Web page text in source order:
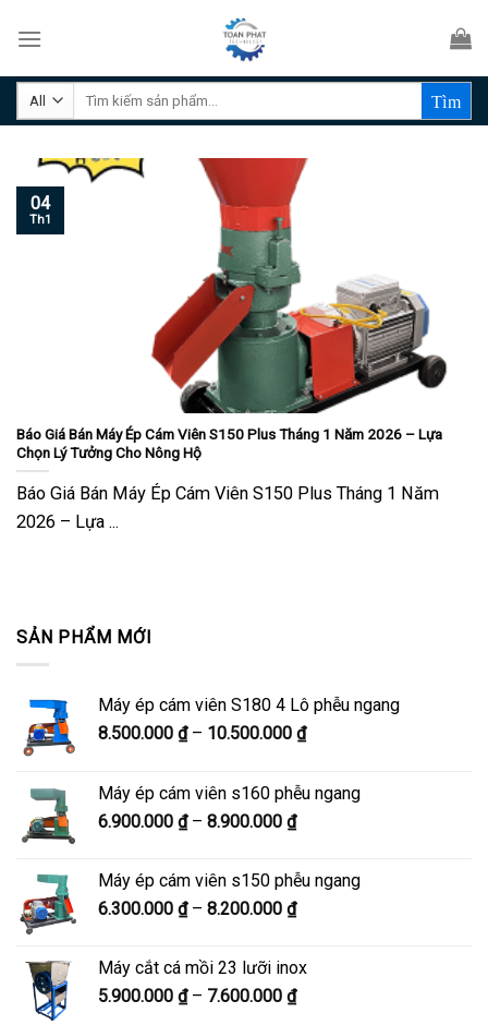
Tìm
SẢN PHẨM MỚI
Máy ép cám viên S180 4 Lô phễu ngang
8.500.000 ₫ – 10.500.000 ₫Khoảng
8.500.000 ₫
Máy ép cám viên s160 phễu ngang
6.900.000 ₫ – 8.900.000 ₫Khoảng
từ
6.900.000 ₫
đến
Máy ép cám viên s150 phễu ngang
6.300.000 ₫ – 8.200.000 ₫Khoảng
6.300.000 ₫
đến
Máy cắt cá mồi 23 lưỡi inox
5.900.000 ₫ – 7.600.000 ₫Khoảng
Báo Giá Bán Máy Ép Cám Viên S150 Plus Tháng 1 Năm 2026 – Lựa
Chọn Lý Tưởng Cho Nông Hộ
Báo Giá Bán Máy Ép Cám Viên S150 Plus Tháng 1 Năm
2026 – Lựa ...
04
Th1